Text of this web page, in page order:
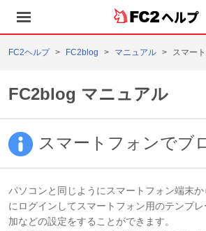
ヘルプ
FC2ヘルプ FC2blog マニュアル スマー
FC2blog マニュアル
スマートフォンでブ
パソコンと同じようにスマートフォン端末
にログインしてスマートフォン用のテンプ
加などの設定をすることができます。